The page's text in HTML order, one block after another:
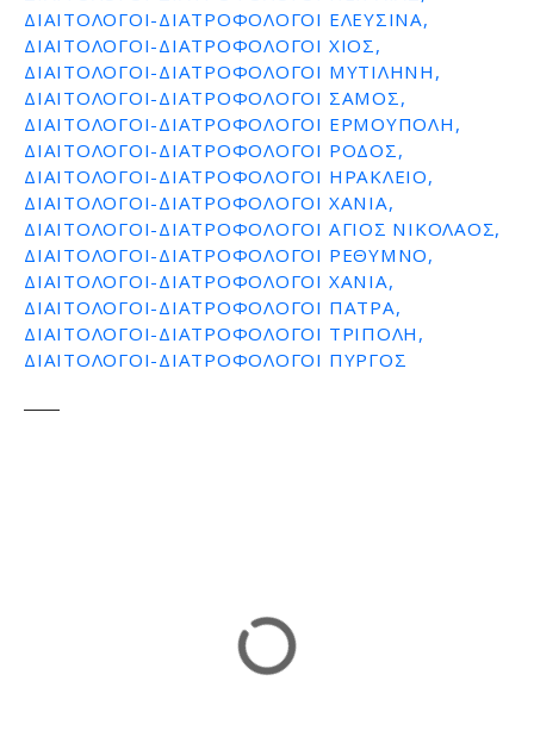
ΔΙΑΙΤΟΛΟΓΟΙ-ΔΙΑΤΡΟΦΟΛΟΓΟΙ ΕΛΕΥΣΙΝΑ,
ΔΙΑΙΤΟΛΟΓΟΙ-ΔΙΑΤΡΟΦΟΛΟΓΟΙ ΧΙΟΣ,
ΔΙΑΙΤΟΛΟΓΟΙ-ΔΙΑΤΡΟΦΟΛΟΓΟΙ ΜΥΤΙΛΗΝΗ,
ΔΙΑΙΤΟΛΟΓΟΙ-ΔΙΑΤΡΟΦΟΛΟΓΟΙ ΣΑΜΟΣ,
ΔΙΑΙΤΟΛΟΓΟΙ-ΔΙΑΤΡΟΦΟΛΟΓΟΙ ΕΡΜΟΥΠΟΛΗ,
ΔΙΑΙΤΟΛΟΓΟΙ-ΔΙΑΤΡΟΦΟΛΟΓΟΙ ΡΟΔΟΣ,
ΔΙΑΙΤΟΛΟΓΟΙ-ΔΙΑΤΡΟΦΟΛΟΓΟΙ ΗΡΑΚΛΕΙΟ,
ΔΙΑΙΤΟΛΟΓΟΙ-ΔΙΑΤΡΟΦΟΛΟΓΟΙ ΧΑΝΙΑ,
ΔΙΑΙΤΟΛΟΓΟΙ-ΔΙΑΤΡΟΦΟΛΟΓΟΙ ΑΓΙΟΣ ΝΙΚΟΛΑΟΣ,
ΔΙΑΙΤΟΛΟΓΟΙ-ΔΙΑΤΡΟΦΟΛΟΓΟΙ ΡΕΘΥΜΝΟ,
ΔΙΑΙΤΟΛΟΓΟΙ-ΔΙΑΤΡΟΦΟΛΟΓΟΙ ΧΑΝΙΑ,
ΔΙΑΙΤΟΛΟΓΟΙ-ΔΙΑΤΡΟΦΟΛΟΓΟΙ ΠΑΤΡΑ,
ΔΙΑΙΤΟΛΟΓΟΙ-ΔΙΑΤΡΟΦΟΛΟΓΟΙ ΤΡΙΠΟΛΗ,
ΔΙΑΙΤΟΛΟΓΟΙ-ΔΙΑΤΡΟΦΟΛΟΓΟΙ ΠΥΡΓΟΣ